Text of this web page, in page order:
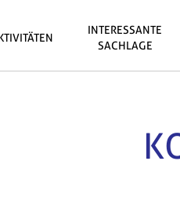
INTERESSANTE
SACHLAGE